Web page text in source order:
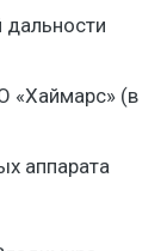
«Хаймарс» (в
аппарата